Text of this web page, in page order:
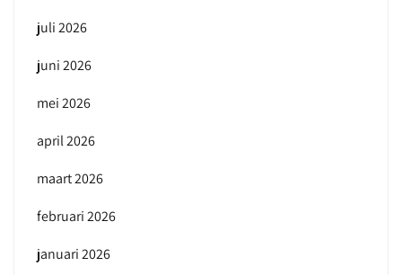
juli 2026
juni 2026
mei 2026
april 2026
maart 2026
februari 2026
januari 2026